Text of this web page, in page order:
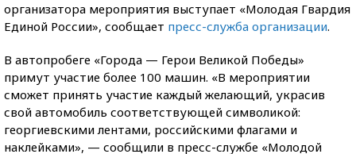
организатора мероприятия выступает «Молодая Гвардия
Единой России», сообщает пресс-служба организации.
В автопробеге «Города — Герои Великой Победы»
примут участие более 100 машин. «В мероприятии
сможет принять участие каждый желающий, украсив
свой автомобиль соответствующей символикой:
георгиевскими лентами, российскими флагами и
наклейками», — сообщили в пресс-службе «Молодой